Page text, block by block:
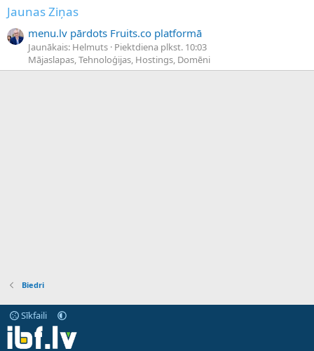
Jaunas Ziņas
menu.lv pārdots Fruits.co platformā
Jaunākais: Helmuts Piektdiena plkst. 10:03
Mājaslapas, Tehnoloģijas, Hostings, Domēni
Biedri
Sīkfaili